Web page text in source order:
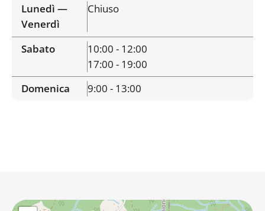
Lunedì —
Venerdì
Chiuso
Sabato
10:00 - 12:00
17:00 - 19:00
Domenica
9:00 - 13:00